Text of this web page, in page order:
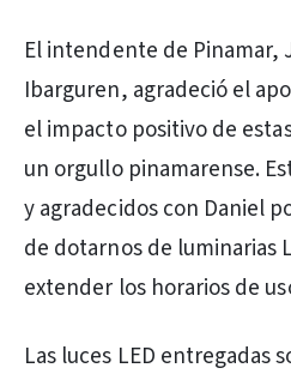
El intendente de Pinamar,
Ibarguren, agradeció el
el impacto positivo de
un orgullo pinamarense.
y agradecidos con Daniel
de dotarnos de luminarias
extender los horarios de
Las luces LED entregadas